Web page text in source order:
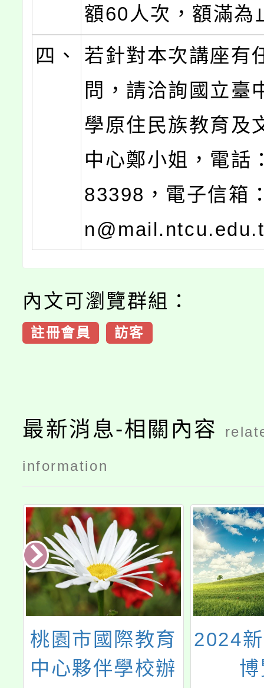
額60人次，額滿為
四、
若針對本次講座有
問，請洽詢國立臺
學原住民族教育及
中心鄭小姐，電話
83398，電子信箱
內文可瀏覽群組：
註冊會員 訪客
最新消息-相關內容
information
桃園市國際教育
中心夥伴學校辦
2024